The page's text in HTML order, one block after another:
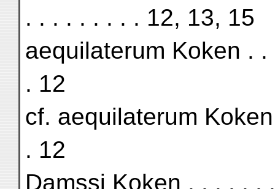
. . . . . . . . . 12, 13, 15
aequilaterum Koken .
. 12
cf. aequilaterum
. 12
Damssi Koken . . . . . .